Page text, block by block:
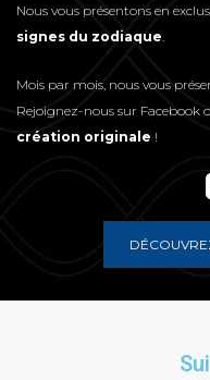
Nous vous présentons en
signes du zodiaque.
Mois par mois, nous vous
Rejoignez-nous sur Facebook
création originale !